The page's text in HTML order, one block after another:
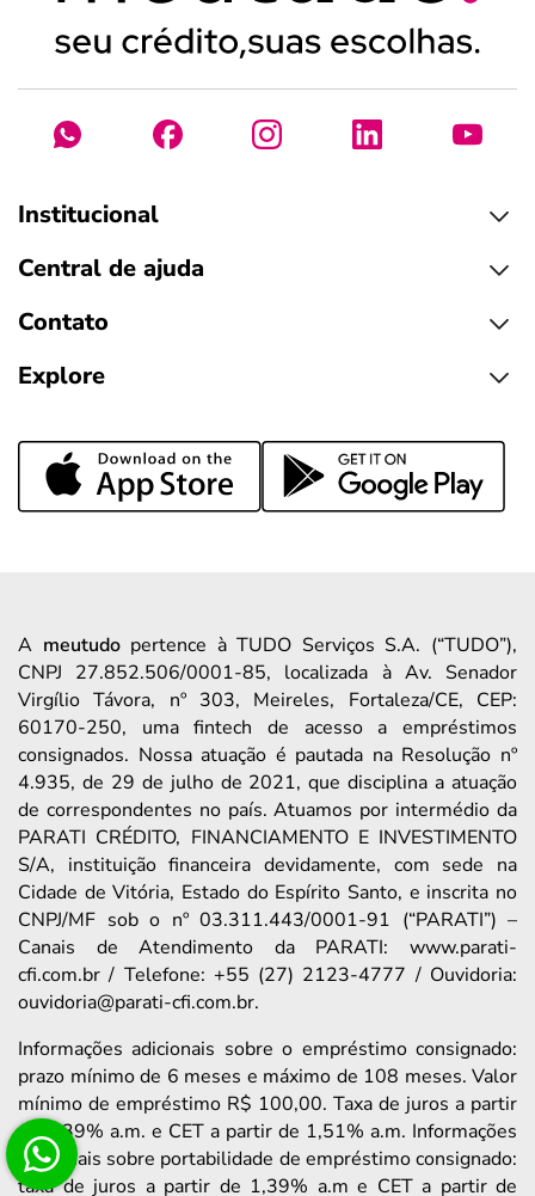
Institucional
Central de ajuda
Contato
Explore
A meutudopertence à TUDO Serviços S.A. (“TUDO”),
CNPJ 27.852.506/0001-85, localizada à Av. Senador
Virgílio Távora, nº 303, Meireles, Fortaleza/CE, CEP:
60170-250, uma fintech de acesso a empréstimos
consignados. Nossa atuação é pautada na Resolução nº
4.935, de 29 de julho de 2021, que disciplina a atuação
de correspondentes no país. Atuamos por intermédio da
PARATI CRÉDITO, FINANCIAMENTO E INVESTIMENTO
S/A, instituição financeira devidamente, com sede na
Cidade de Vitória, Estado do Espírito Santo, e inscrita no
CNPJ/MF sob o nº 03.311.443/0001-91 (“PARATI”) –
Canais de Atendimento da PARATI: www.parati-
cfi.com.br / Telefone: +55 (27) 2123-4777 / Ouvidoria:
ouvidoria@parati-cfi.com.br.
Informações adicionais sobre o empréstimo consignado:
prazo mínimo de 6 meses e máximo de 108 meses. Valor
mínimo de empréstimo R$ 100,00. Taxa de juros a partir
de 1,39% a.m. e CET a partir de 1,51% a.m. Informações
adicionais sobre portabilidade de empréstimo consignado:
taxa de juros a partir de 1,39% a.m e CET a partir de